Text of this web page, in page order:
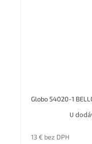
Globo 54020-1
U
13 € bez DPH